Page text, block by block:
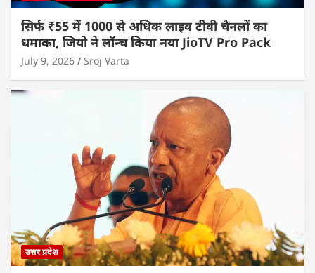
सिर्फ ₹55 में 1000 से अधिक लाइव टीवी चैनलों का
धमाका, जियो ने लॉन्च किया नया JioTV Pro Pack
July 9, 2026 Sroj Varta
उत्तर प्रदेश